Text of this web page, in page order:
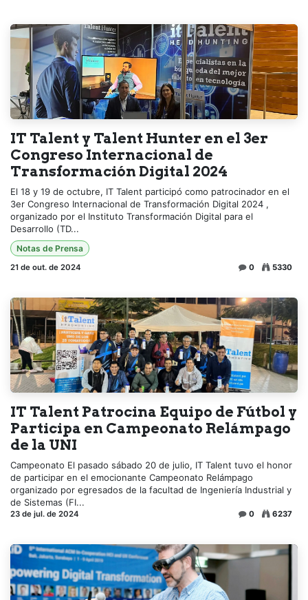
IT Talent y Talent Hunter en el 3er
Congreso Internacional de
Transformación Digital 2024
El 18 y 19 de octubre, IT Talent participó como patrocinador en el
3er Congreso Internacional de Transformación Digital 2024 ,
organizado por el Instituto Transformación Digital para el
Desarrollo (TD...
Notas de Prensa
21 de out. de 2024 0 5330
IT Talent Patrocina Equipo de Fútbol y
Participa en Campeonato Relámpago
de la UNI
Campeonato El pasado sábado 20 de julio, IT Talent tuvo el honor
de participar en el emocionante Campeonato Relámpago
organizado por egresados de la facultad de Ingeniería Industrial y
de Sistemas (FI...
23 de jul. de 2024 0 6237